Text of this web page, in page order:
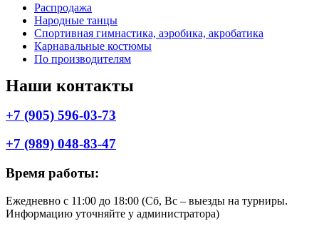
МенюРаспродажа
Народные танцы
Спортивная гимнастика, аэробика, акробатика
Карнавальные костюмы
По производителям
Наши контакты
+7 (905) 596-03-73
+7 (989) 048-83-47
Время работы:
Ежедневно с 11:00 до 18:00 (Cб, Вс – выезды на турниры.
Информацию уточняйте у администратора)